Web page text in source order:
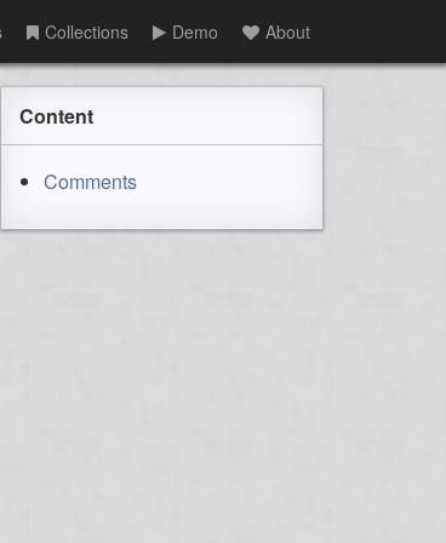
Collections Demo About
Content
Comments